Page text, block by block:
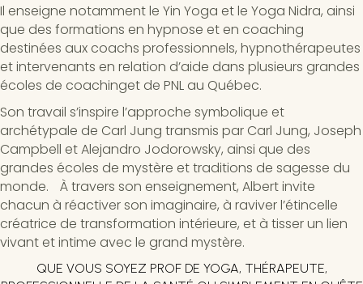
Il enseigne notamment le Yin Yoga et le Yoga Nidra, ainsi
que des formations en hypnose et en coaching
destinées aux coachs professionnels, hypnothérapeutes
et intervenants en relation d’aide dans plusieurs grandes
écoles de coachinget de PNL au Québec.
Son travail s’inspire l’approche symbolique et
archétypale de Carl Jung transmis par Carl Jung, Joseph
Campbell et Alejandro Jodorowsky, ainsi que des
grandes écoles de mystère et traditions de sagesse du
monde. À travers son enseignement, Albert invite
chacun à réactiver son imaginaire, à raviver l’étincelle
créatrice de transformation intérieure, et à tisser un lien
vivant et intime avec le grand mystère.
QUE VOUS SOYEZ PROF DE YOGA, THÉRAPEUTE,